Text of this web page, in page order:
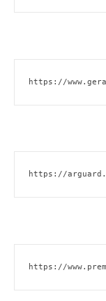
https://
https://
https://